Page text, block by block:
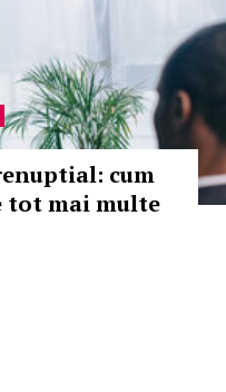
cum
tot mai multe